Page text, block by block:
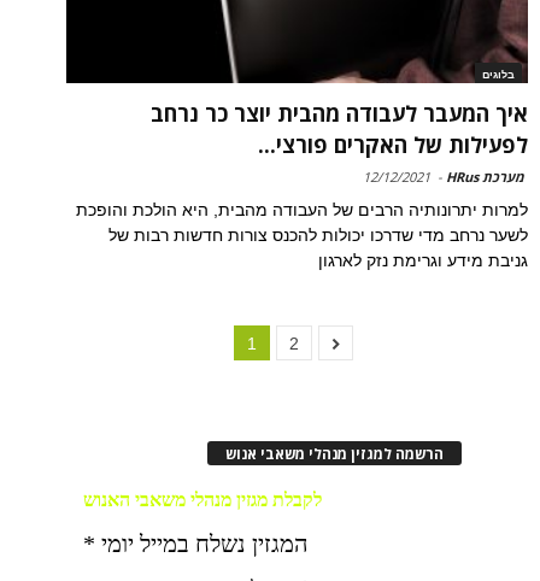
בלוגים
איך המעבר לעבודה מהבית יוצר כר נרחב
לפעילות של האקרים פורצי...
מערכת HRus -
12/12/2021
למרות יתרונותיה הרבים של העבודה מהבית, היא הולכת והופכת
לשער נרחב מדי שדרכו יכולות להכנס צורות חדשות רבות של
גניבת מידע וגרימת נזק לארגון
1 2
הרשמה למגזין מנהלי משאבי אנוש